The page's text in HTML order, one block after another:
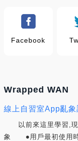
Facebook
Wrapped WAN
線上自習室App亂
以前來這里學習,現
象 ●用戶最初使用時,